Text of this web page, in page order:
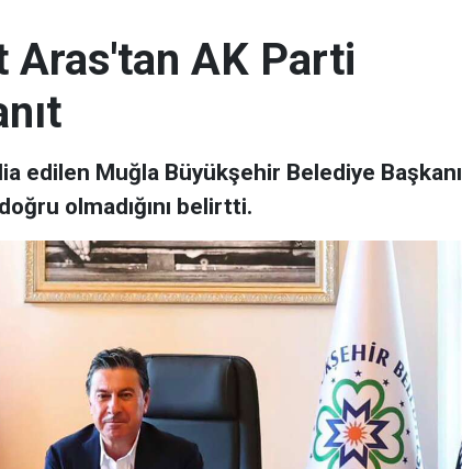
Aras'tan AK Parti
edilen Muğla Büyükşehir Belediye Başkanı
olmadığını belirtti.